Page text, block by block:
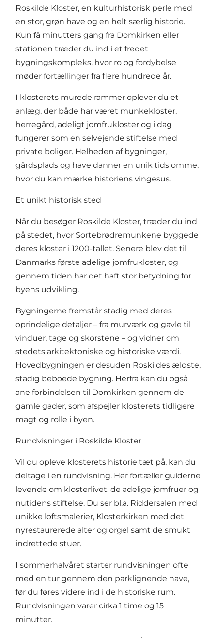
Roskilde Kloster, en kulturhistorisk perle med
en stor, grøn have og en helt særlig historie.
Kun få minutters gang fra Domkirken eller
stationen træder du ind i et fredet
bygningskompleks, hvor ro og fordybelse
møder fortællinger fra flere hundrede år.
I klosterets murede rammer oplever du et
anlæg, der både har været munkekloster,
herregård, adeligt jomfrukloster og i dag
fungerer som en selvejende stiftelse med
private boliger. Helheden af bygninger,
gårdsplads og have danner en unik tidslomme,
hvor du kan mærke historiens vingesus.
Et unikt historisk sted
Når du besøger Roskilde Kloster, træder du ind
på stedet, hvor Sortebrødremunkene byggede
deres kloster i 1200-tallet. Senere blev det til
Danmarks første adelige jomfrukloster, og
gennem tiden har det haft stor betydning for
byens udvikling.
Bygningerne fremstår stadig med deres
oprindelige detaljer – fra murværk og gavle til
vinduer, tage og skorstene – og vidner om
stedets arkitektoniske og historiske værdi.
Hovedbygningen er desuden Roskildes ældste,
stadig beboede bygning. Herfra kan du også
ane forbindelsen til Domkirken gennem de
gamle gader, som afspejler klosterets tidligere
magt og rolle i byen.
Rundvisninger i Roskilde Kloster
Vil du opleve klosterets historie tæt på, kan du
deltage i en rundvisning. Her fortæller guiderne
levende om klosterlivet, de adelige jomfruer og
nutidens stiftelse. Du ser bl.a. Riddersalen med
unikke loftsmalerier, Klosterkirken med det
nyrestaurerede alter og orgel samt de smukt
indrettede stuer.
I sommerhalvåret starter rundvisningen ofte
med en tur gennem den parklignende have,
før du føres videre ind i de historiske rum.
Rundvisningen varer cirka 1 time og 15
minutter.